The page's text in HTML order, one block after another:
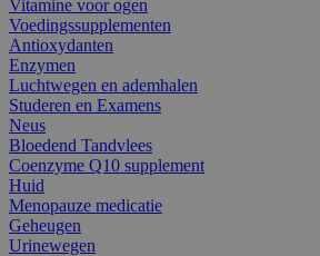
Vitamine voor ogen
Voedingssupplementen
Antioxydanten
Enzymen
Luchtwegen en ademhalen
Studeren en Examens
Neus
Bloedend Tandvlees
Coenzyme Q10 supplement
Huid
Menopauze medicatie
Geheugen
Urinewegen